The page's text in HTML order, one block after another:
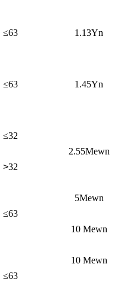
≤63 1.13Yn
≤63 1.45Yn
≤32
2.55Mewn
>32
≤63
5Mewn
10 Mewn
≤63
10 Mewn